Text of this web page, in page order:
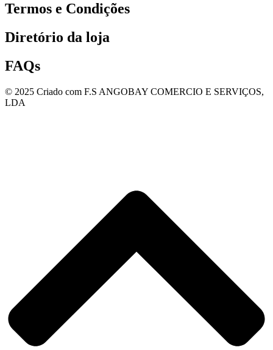
Termos e Condições
Diretório da loja
FAQs
© 2025 Criado com F.S ANGOBAY COMERCIO E SERVIÇOS,
LDA